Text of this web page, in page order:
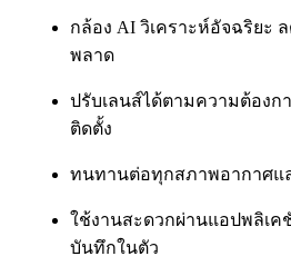
กล้อง AI วิเคราะห์อัจฉริยะ
พลาด
ปรับเลนส์ได้ตามความต้องก
ติดตั้ง
ทนทานต่อทุกสภาพอากาศแ
ใช้งานสะดวกผ่านแอปพลิเค
บันทึกในตัว